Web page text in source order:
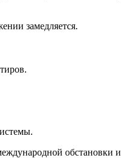
замедляется.
обстановки и